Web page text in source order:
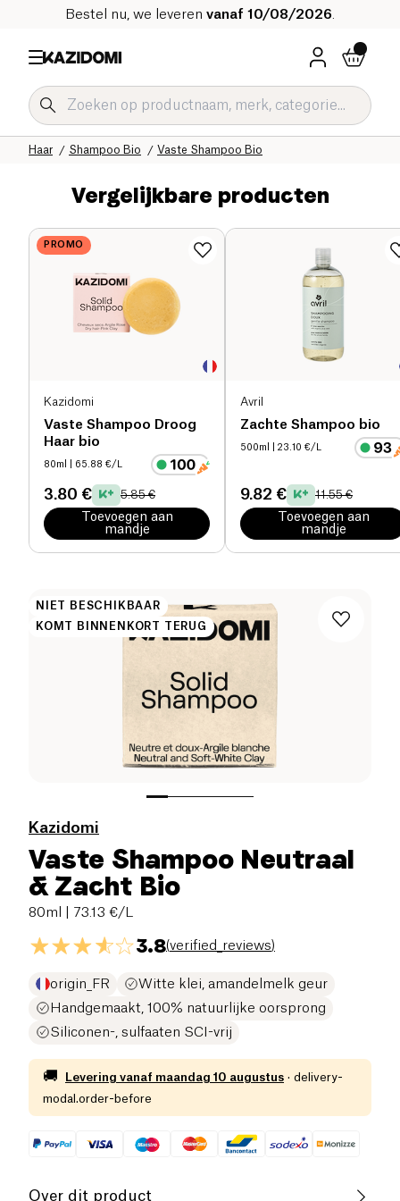
Bestel nu, we leveren vanaf 10/08/2026
Vaste Shampoo Bio
Shampoo Bio
Haar
Hygiëne & Schoonheid
Onze biologische catalogus
Home
Vergelijkbare producten
PROMO
Kazidomi
Vaste Shampoo Droog
Haar bio
80ml | 65.88 €/L
3.80 € 5.85 €
Toevoegen aan
mandje
Avril
Zachte Shampoo bio
500ml | 23.10 €/L
9.82 € 11.55 €
Toevoegen aan
mandje
NIET BESCHIKBAAR
KOMT BINNENKORT TERUG
Kazidomi
Vaste Shampoo Neutraal
& Zacht Bio
80ml | 73.13 €/L
3.8(verified_reviews)
origin_FR
Witte klei, amandelmelk geur
Handgemaakt, 100% natuurlijke oorsprong
Siliconen-, sulfaaten SCI-vrij
🚚 Levering vanaf maandag 10 augustus · delivery-
modal.order-before
Over dit product